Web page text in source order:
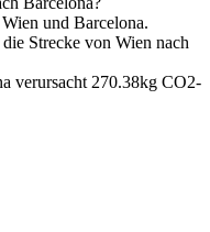
und Barcelona.
Strecke von Wien nach
verursacht 270.38kg CO2-